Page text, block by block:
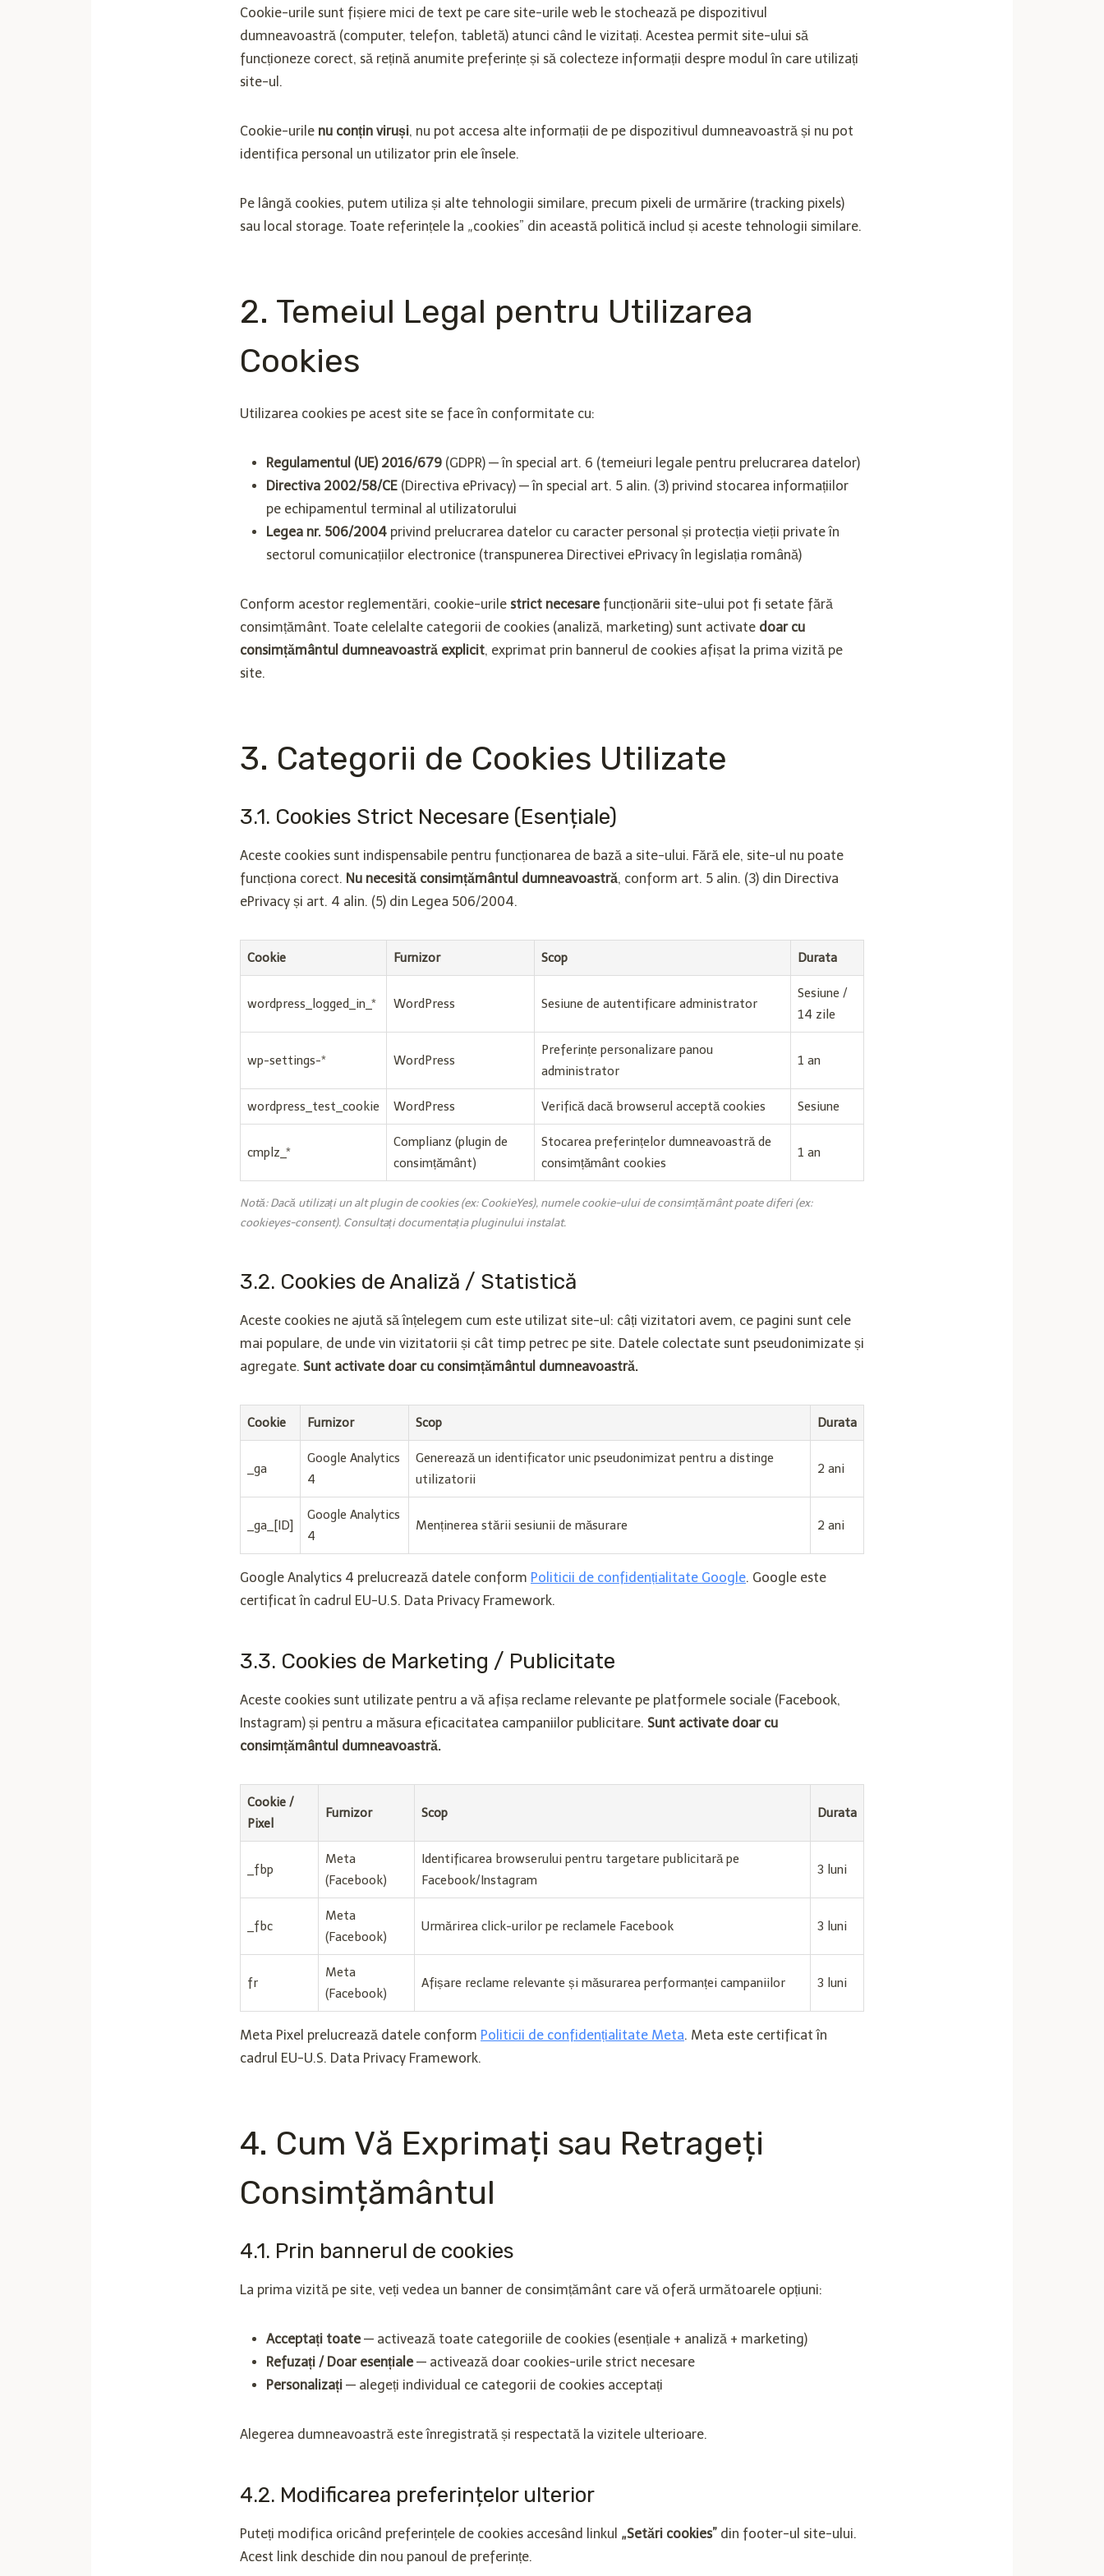
Cookie-urile sunt fișiere mici de text pe care site-urile web le stochează pe dispozitivul
dumneavoastră (computer, telefon, tabletă) atunci când le vizitați. Acestea permit site-ului să
funcționeze corect, să rețină anumite preferințe și să colecteze informații despre modul în care utilizați
site-ul.
Cookie-urile nu conțin viruși, nu pot accesa alte informații de pe dispozitivul dumneavoastră și nu pot
identifica personal un utilizator prin ele însele.
Pe lângă cookies, putem utiliza și alte tehnologii similare, precum pixeli de urmărire (tracking pixels)
sau local storage. Toate referințele la „cookies” din această politică includ și aceste tehnologii similare.
2. Temeiul Legal pentru Utilizarea
Cookies
Utilizarea cookies pe acest site se face în conformitate cu:
Regulamentul (UE) 2016/679 (GDPR) — în special art. 6 (temeiuri legale pentru prelucrarea datelor)
Directiva 2002/58/CE (Directiva ePrivacy) — în special art. 5 alin. (3) privind stocarea informațiilor
pe echipamentul terminal al utilizatorului
Legea nr. 506/2004 privind prelucrarea datelor cu caracter personal și protecția vieții private în
sectorul comunicațiilor electronice (transpunerea Directivei ePrivacy în legislația română)
Conform acestor reglementări, cookie-urile strict necesarefuncționării site-ului pot fi setate fără
consimțământ. Toate celelalte categorii de cookies (analiză, marketing) sunt activate doar cu
consimțământul dumneavoastră explicit, exprimat prin bannerul de cookies afișat la prima vizită pe
site.
3. Categorii de Cookies Utilizate
3.1. Cookies Strict Necesare (Esențiale)
Aceste cookies sunt indispensabile pentru funcționarea de bază a site-ului. Fără ele, site-ul nu poate
funcționa corect. Nu necesită consimțământul dumneavoastră, conform art. 5 alin. (3) din Directiva
ePrivacy și art. 4 alin. (5) din Legea 506/2004.
Cookie Furnizor Scop Durata
wordpress_logged_in_* WordPress Sesiune de autentificare administrator
Sesiune /
14 zile
wp-settings-* WordPress
Preferințe personalizare panou
administrator
1 an
wordpress_test_cookie WordPress Verifică dacă browserul acceptă cookies Sesiune
cmplz_*
Complianz (plugin de
consimțământ)
Stocarea preferințelor dumneavoastră de
consimțământ cookies
1 an
Notă: Dacă utilizați un alt plugin de cookies (ex: CookieYes), numele cookie-ului de consimțământ poate diferi (ex:
cookieyes-consent). Consultați documentația pluginului instalat.
3.2. Cookies de Analiză / Statistică
Aceste cookies ne ajută să înțelegem cum este utilizat site-ul: câți vizitatori avem, ce pagini sunt cele
mai populare, de unde vin vizitatorii și cât timp petrec pe site. Datele colectate sunt pseudonimizate și
agregate. Sunt activate doar cu consimțământul dumneavoastră.
Cookie Furnizor Scop Durata
_ga
Google Analytics
4
Generează un identificator unic pseudonimizat pentru a distinge
utilizatorii
2 ani
_ga_[ID]
Google Analytics
4
Menținerea stării sesiunii de măsurare 2 ani
Google Analytics 4 prelucrează datele conform Politicii de confidențialitate Google. Google este
certificat în cadrul EU-U.S. Data Privacy Framework.
3.3. Cookies de Marketing / Publicitate
Aceste cookies sunt utilizate pentru a vă afișa reclame relevante pe platformele sociale (Facebook,
Instagram) și pentru a măsura eficacitatea campaniilor publicitare. Sunt activate doar cu
consimțământul dumneavoastră.
Cookie /
Pixel
Furnizor Scop Durata
_fbp
Meta
(Facebook)
Identificarea browserului pentru targetare publicitară pe
Facebook/Instagram
3 luni
_fbc
Meta
(Facebook)
Urmărirea click-urilor pe reclamele Facebook 3 luni
fr
Meta
(Facebook)
Afișare reclame relevante și măsurarea performanței campaniilor 3 luni
Meta Pixel prelucrează datele conform Politicii de confidențialitate Meta. Meta este certificat în
cadrul EU-U.S. Data Privacy Framework.
4. Cum Vă Exprimați sau Retrageți
Consimțământul
4.1. Prin bannerul de cookies
La prima vizită pe site, veți vedea un banner de consimțământ care vă oferă următoarele opțiuni:
Acceptați toate— activează toate categoriile de cookies (esențiale + analiză + marketing)
Refuzați / Doar esențiale— activează doar cookies-urile strict necesare
Personalizați — alegeți individual ce categorii de cookies acceptați
Alegerea dumneavoastră este înregistrată și respectată la vizitele ulterioare.
4.2. Modificarea preferințelor ulterior
Puteți modifica oricând preferințele de cookies accesând linkul „Setări cookies” din footer-ul site-ului.
Acest link deschide din nou panoul de preferințe.